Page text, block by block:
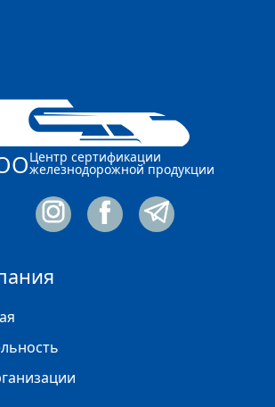
Центр сертификации
железнодорожной продукции